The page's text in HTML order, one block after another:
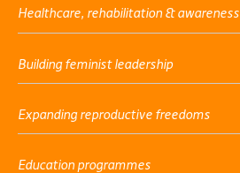
Healthcare, rehabilitation & awareness
Building feminist leadership
Expanding reproductive freedoms
Education programmes